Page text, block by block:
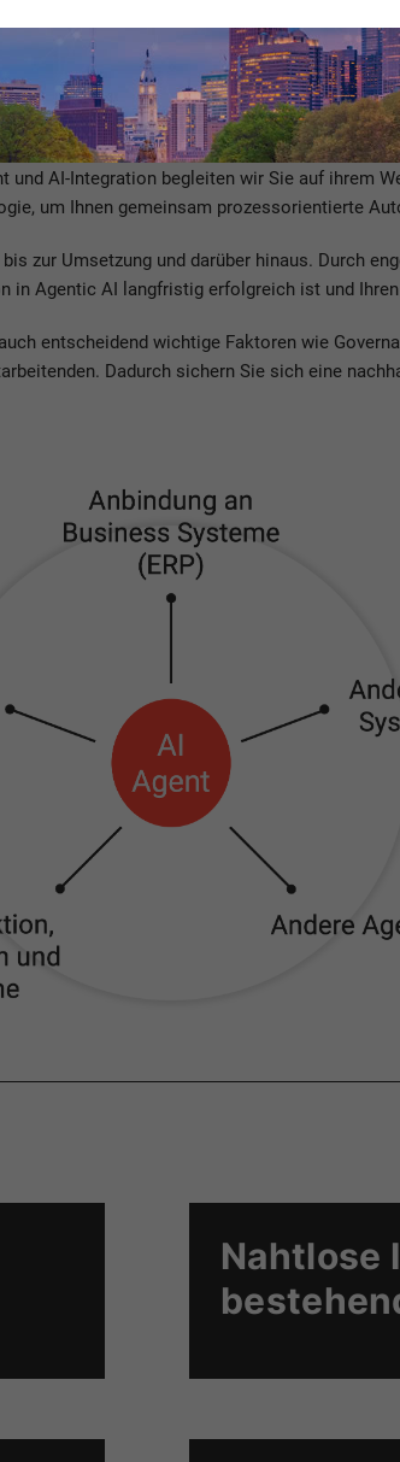
AI-Integration begleiten wir Sie auf ihrem
um Ihnen gemeinsam prozessorientierte
zur Umsetzung und darüber hinaus. Durch
in Agentic AI langfristig erfolgreich ist und
entscheidend wichtige Faktoren wie
Dadurch sichern Sie sich eine
Nahtlose